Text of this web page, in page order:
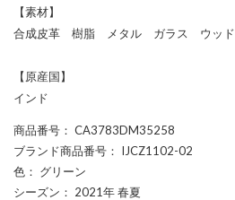
【素材】
合成皮革 樹脂 メタル ガラス ウッド
【原産国】
インド
商品番号 ： CA3783DM35258
ブランド商品番号 ： IJCZ1102-02
色 ： グリーン
シーズン ： 2021年 春夏